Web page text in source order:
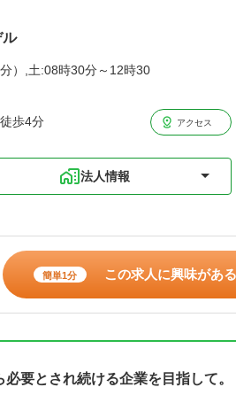
ル
）,土:08時30分～12時30
歩4分 アクセス
法人情報
簡単1分 この求人に興味がある
要とされ続ける企業を目指して。